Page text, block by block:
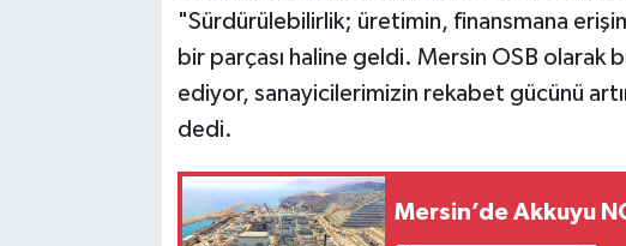
"Sürdürülebilirlik; üretimin, finansmana
bir parçası haline geldi. Mersin OSB olarak
ediyor, sanayicilerimizin rekabet gücünü
dedi.
Mersin’de Akkuyu